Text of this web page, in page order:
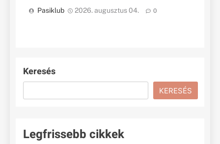
Pasiklub 2026. augusztus 04. 0
Keresés
KERESÉS
Legfrissebb cikkek